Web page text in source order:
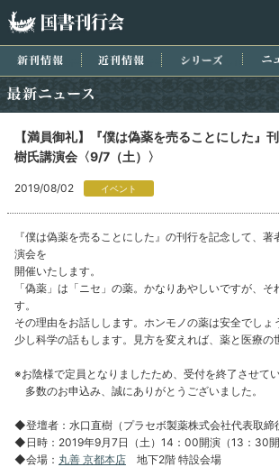
新刊情報 近刊情報 シリーズ
【満員御礼】『僕は偽薬を売ることにした』
樹氏講演会〈9/7（土）〉
2019/08/02 イベント
『僕は偽薬を売ることにした』の刊行を記念して、
演会を
開催いたします。
「偽薬」は「ニセ」の薬。かなりあやしいですが、そ
す。
その理由をお話しします。ホンモノの薬は安全でし
少し科学の話もします。見方を変えれば、薬と医療の
※お陰様で定員となりましたため、受付を終了させてい
多数のお申込み、誠にありがとうございました。
◆登壇者：水口直樹（プラセボ製薬株式会社代表取締
◆日時：2019年9月7日（土）14：00開演（13：30開
◆会場： 丸善 京都本店 地下2階 特設会場